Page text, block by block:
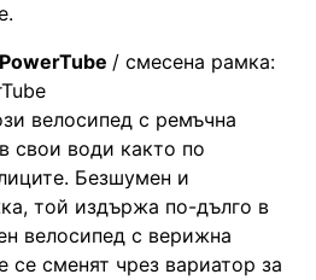
/ смесена рамка:
велосипед с ремъчна
свои води както по
Безшумен и
той издържа по-дълго в
велосипед с верижна
се сменят чрез вариатор за